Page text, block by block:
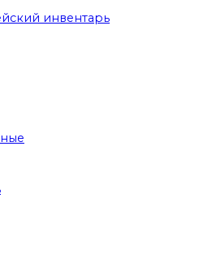
инвентарь